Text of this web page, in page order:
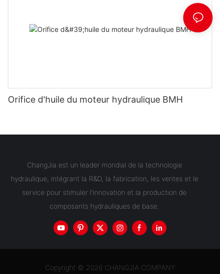
Orifice d'huile du moteur hydraulique BMH
ChangJia est un leader mondial de la technologie
hydraulique, intégrant la R&D, la fabrication, les ventes et le
service pour stimuler l'innovation et la production de
composants hydrauliques de base.
Copyright © 2026 CHANGJIA COMPANY